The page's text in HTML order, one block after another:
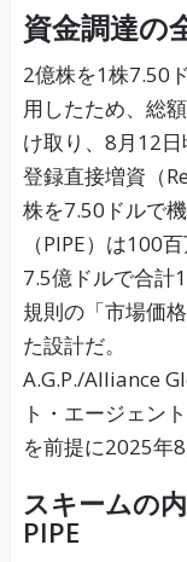
資金調達の
2億株を1株7.50
用したため、総
け取り、8月12日
登録直接増資（
株を7.50ドルで
（PIPE）は100
7.5億ドルで合計
規則の「市場価
た設計だ。
A.G.P./Alliance
ト・エージェン
を前提に2025年
スキームの
PIPE